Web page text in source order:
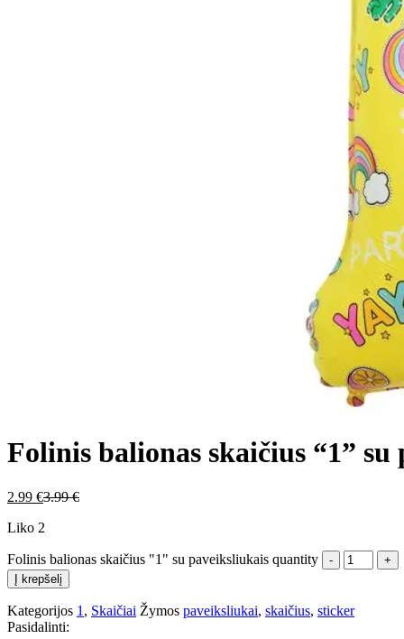
Folinis balionas skaičius “1”
2.99 €3.99€
Liko 2
Folinis balionas skaičius "1" su paveiksliukais quantity
Į krepšelį
Kategorijos 1 , Skaičiai Žymos paveiksliukai, skaičius, sticker
Pasidalinti: